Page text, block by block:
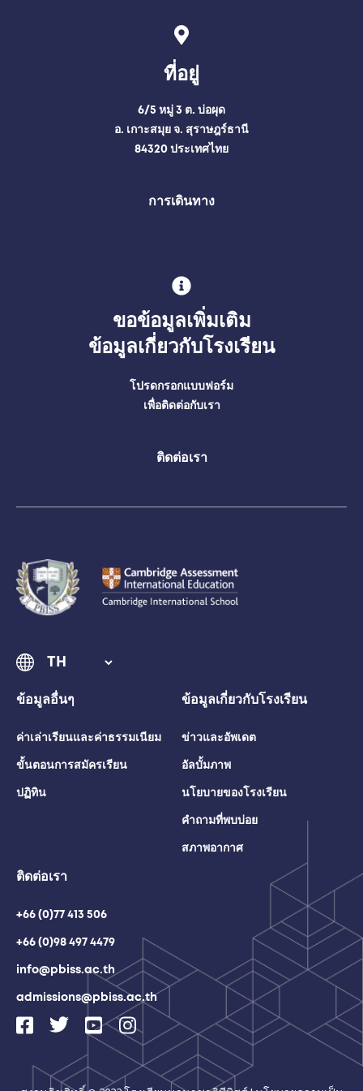
ที่อยู่
6/5 หมู่ 3 ต. บ่อผุด
อ. เกาะสมุย จ. สุราษฎร์ธานี
84320 ประเทศไทย
การเดินทาง
ขอข้อมูลเพิ่มเติม
ข้อมูลเกี่ยวกับโรงเรียน
โปรดกรอกแบบฟอร์ม
เพื่อติดต่อกับเรา
ติดต่อเรา
ข้อมูลอื่นๆ
ค่าเล่าเรียนและค่าธรรมเนียม
ขั้นตอนการสมัครเรียน
ปฏิทิน
ข้อมูลเกี่ยวกับโรงเรียน
ข่าวและอัพเดต
อัลบั้มภาพ
นโยบายของโรงเรียน
คำถามที่พบบ่อย
สภาพอากาศ
ติดต่อเรา
+66 (0)77 413 506
+66 (0)98 497 4479
info@pbiss.ac.th
admissions@pbiss.ac.th